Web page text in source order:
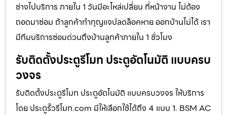
ช่างไปบริการ ภายใน 1 วันมีอะไหล่เปลี่ยน ที่หน้างาน ไม่ต้อง
ถอดมาซ่อม ถ้าลูกค้าทำกุญแจปลดล็อคหาย ออกบ้านไม่ได้ เรา
มีทีมบริการซ่อมด่วนถึงบ้านลูกค้าภายใน 1 ชั่วโมง
รับติดตั้งประตูรีโมท ประตูอัตโนมัติ แบบครบ
วงจร
รับติดตั้งประตูรีโมท ประตูอัตโนมัติ แบบครบวงจร ให้บริการ
โดย ประตูรั้วรีโมท.com มีให้เลือกใช้ได้ถึง 4 แบบ 1. BSM AC